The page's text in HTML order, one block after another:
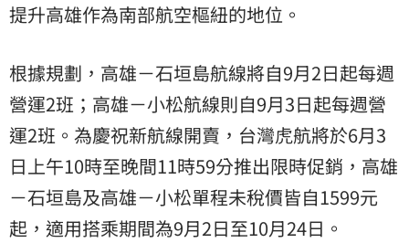
提升高雄作為南部航空樞紐的地位。
根據規劃，高雄－石垣島航線將自9月2日起每週
營運2班；高雄－小松航線則自9月3日起每週營
運2班。為慶祝新航線開賣，台灣虎航將於6月3
日上午10時至晚間11時59分推出限時促銷，高雄
－石垣島及高雄－小松單程未稅價皆自1599元
起，適用搭乘期間為9月2日至10月24日。